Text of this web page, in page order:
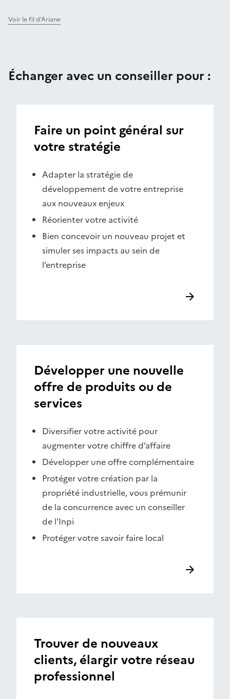
Voir le fil d’Ariane
Échanger avec un conseiller pour :
Faire un point général sur
votre stratégie
Adapter la stratégie de
développement de votre entreprise
aux nouveaux enjeux
Réorienter votre activité
Bien concevoir un nouveau projet et
simuler ses impacts au sein de
l’entreprise
Développer une nouvelle
offre de produits ou de
services
Diversifier votre activité pour
augmenter votre chiffre d’affaire
Développer une offre complémentaire
Protéger votre création par la
propriété industrielle, vous prémunir
de la concurrence avec un conseiller
de l'Inpi
Protéger votre savoir faire local
Trouver de nouveaux
clients, élargir votre réseau
professionnel